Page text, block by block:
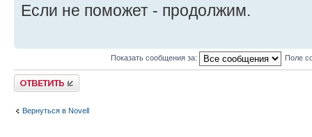
Если не поможет - продолжим.
Показать сообщения за: Поле
Ответить
Вернуться в Novell